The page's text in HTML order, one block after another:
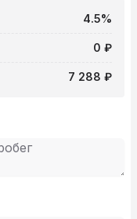
4.5%
0 ₽
7 288 ₽